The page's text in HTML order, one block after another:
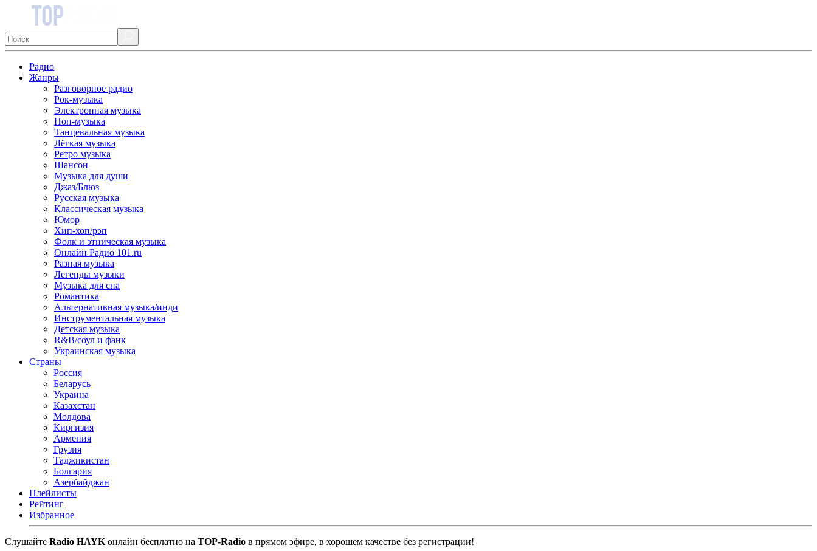
Радио
Жанры
Разговорное радио
Рок-музыка
Электронная музыка
Поп-музыка
Танцевальная музыка
Лёгкая музыка
Ретро музыка
Шансон
Музыка для души
Джаз/Блюз
Русская музыка
Классическая музыка
Юмор
Хип-хоп/рэп
Фолк и этническая музыка
Онлайн Радио 101.ru
Разная музыка
Легенды музыки
Музыка для сна
Романтика
Альтернативная музыка/инди
Инструментальная музыка
Детская музыка
R&B/cоул и фанк
Украинская музыка
Страны
Россия
Беларусь
Украина
Казахстан
Молдова
Киргизия
Армения
Грузия
Таджикистан
Болгария
Азербайджан
Плейлисты
Рейтинг
Избранное
Cлушайте Radio HAYK онлайн бесплатно на TOP-Radio в прямом эфире, в хорошем качестве без регистрации!